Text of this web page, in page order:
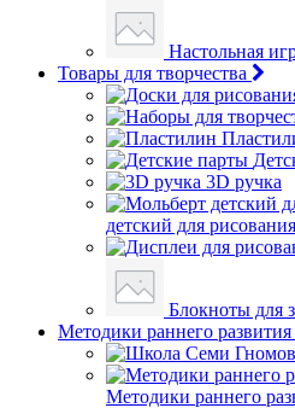
Настольная
Товары для творчества
3D ручка
детский для рисования
Блокноты для
Методики раннего развития
Методики раннего